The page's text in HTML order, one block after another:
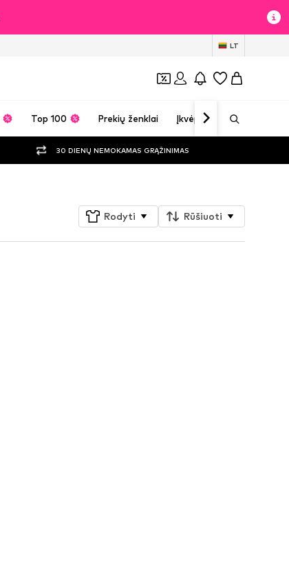
LT
Top 100 Prekių ženklai Įkvėpimas
30 DIENŲ NEMOKAMAS GRĄŽINIMAS
Rodyti Rūšiuoti